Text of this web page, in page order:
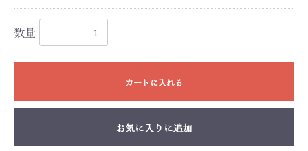
数量
カートに入れる
お気に入りに追加